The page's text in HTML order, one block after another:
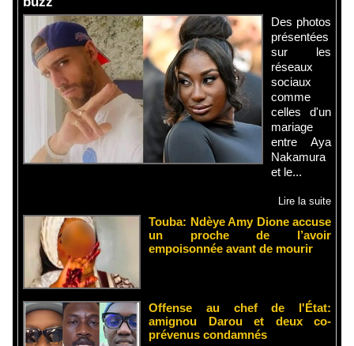
Des photos
présentées
sur les
réseaux
sociaux
comme
celles d'un
mariage
entre Aya
Nakamura
et le...
Lire la suite
Touba: Ndèye Amy Dione accuse
un proche de l’avoir
empoisonnée avant de mourir
Offense au chef de l'État:
amignou Darou et deux co-
prévenus condamnés